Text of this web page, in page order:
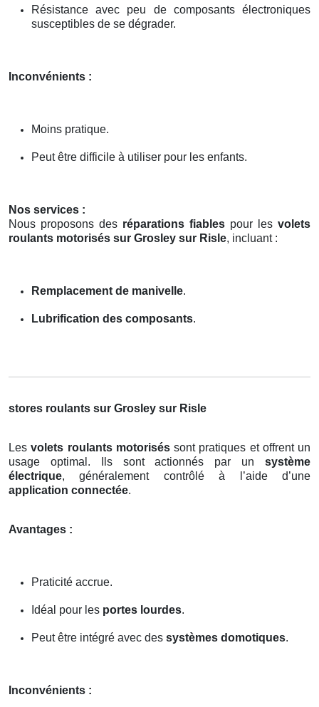
Résistance avec peu de composants électroniques
susceptibles de se dégrader.
Inconvénients :
Moins pratique.
Peut être difficile à utiliser pour les enfants.
Nos services :
Nous proposons des réparations fiables pour les volets
roulants motorisés sur Grosley sur Risle, incluant :
Remplacement de manivelle.
Lubrification des composants.
stores roulants sur Grosley sur Risle
Lesvolets roulants motoriséssont pratiques et offrent un
usage optimal. Ils sont actionnés par un système
électrique, généralement contrôlé à l’aide d’une
application connectée.
Avantages :
Praticité accrue.
Idéal pour les portes lourdes.
Peut être intégré avec des systèmes domotiques.
Inconvénients :